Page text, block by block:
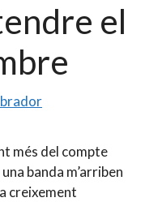
el
més del compte
banda m’arriben
creixement